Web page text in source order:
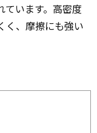
ています。高密度
く、摩擦にも強い